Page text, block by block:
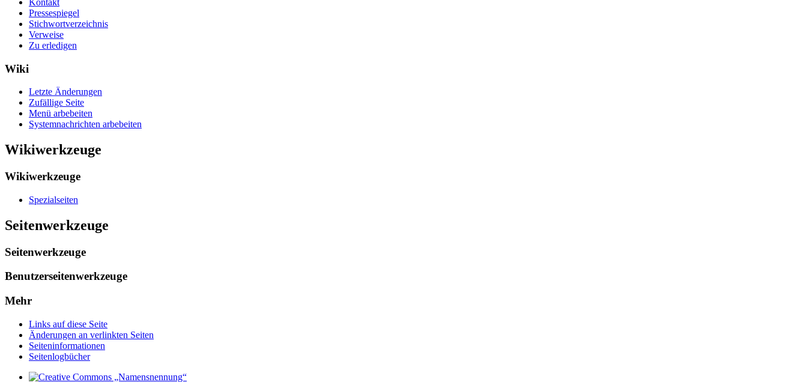
Pressespiegel
Stichwortverzeichnis
Verweise
Zu erledigen
Wiki
Letzte Änderungen
Zufällige Seite
Menü arbebeiten
Systemnachrichten arbebeiten
Wikiwerkzeuge
Wikiwerkzeuge
Spezialseiten
Seitenwerkzeuge
Seitenwerkzeuge
Benutzerseitenwerkzeuge
Mehr
Links auf diese Seite
Änderungen an verlinkten Seiten
Seiten­­informationen
Seitenlogbücher